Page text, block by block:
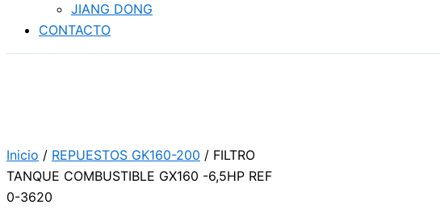
JIANG DONG
CONTACTO
Inicio / REPUESTOS GK160-200 / FILTRO
TANQUE COMBUSTIBLE GX160 -6,5HP REF
0-3620